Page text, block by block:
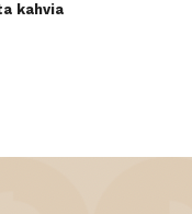
kahvia